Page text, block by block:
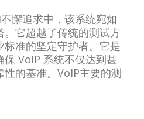
懈追求中，该系统宛如
。它超越了传统的测试方
准的坚定守护者。它是
VoIP 系统不仅达到甚
的基准。VoIP主要的测